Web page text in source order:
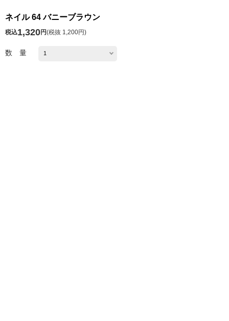
ネイル 64 バニーブラウン
税込1,320円(税抜 1,200円)
数 量